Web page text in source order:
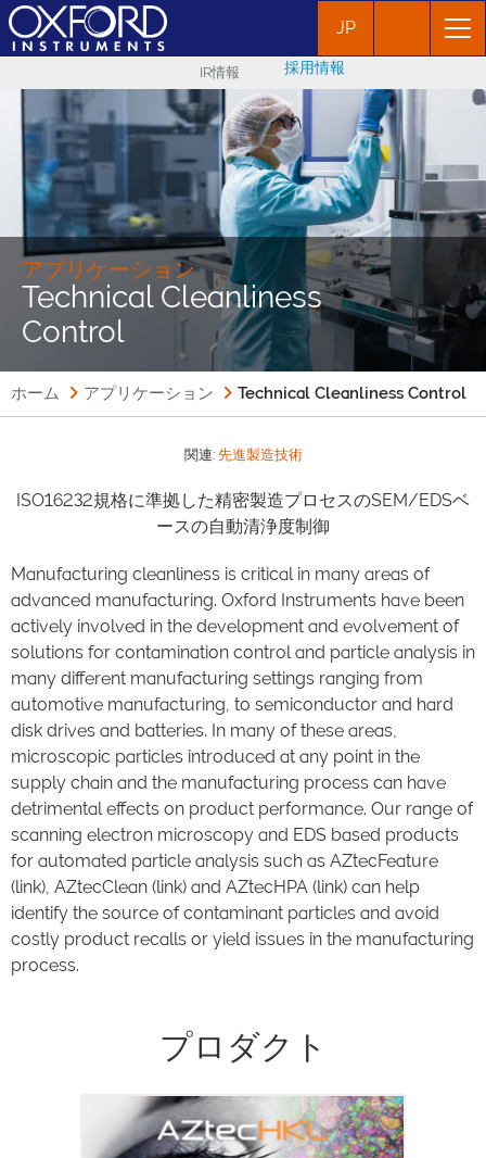
JP
IR情報 採用情報
アプリケーション
Technical Cleanliness
Control
ホーム アプリケーション Technical Cleanliness Control
関連: 先進製造技術
ISO16232規格に準拠した精密製造プロセスのSEM/EDSベ
ースの自動清浄度制御
Manufacturing cleanliness is critical in many areas of
advanced manufacturing. Oxford Instruments have been
actively involved in the development and evolvement of
solutions for contamination control and particle analysis in
many different manufacturing settings ranging from
automotive manufacturing, to semiconductor and hard
disk drives and batteries. In many of these areas,
microscopic particles introduced at any point in the
supply chain and the manufacturing process can have
detrimental effects on product performance. Our range of
scanning electron microscopy and EDS based products
for automated particle analysis such as AZtecFeature
(link), AZtecClean (link) and AZtecHPA (link) can help
identify the source of contaminant particles and avoid
costly product recalls or yield issues in the manufacturing
process.
プロダクト